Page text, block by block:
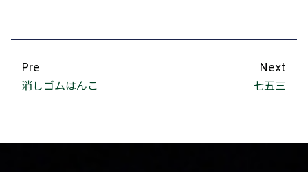
Pre
消しゴムはんこ
Next
七五三